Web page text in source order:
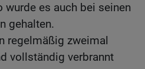
wurde es auch bei seinen
gehalten.
regelmäßig zweimal
vollständig verbrannt